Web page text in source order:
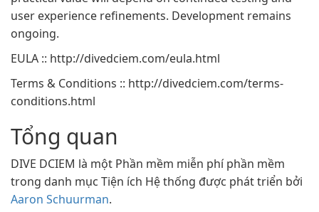
user experience refinements. Development remains
ongoing.
EULA :: http://divedciem.com/eula.html
Terms & Conditions :: http://divedciem.com/terms-
conditions.html
Tổng quan
DIVE DCIEM là một Phần mềm miễn phí phần mềm
trong danh mục Tiện ích Hệ thống được phát triển bởi
Aaron Schuurman.